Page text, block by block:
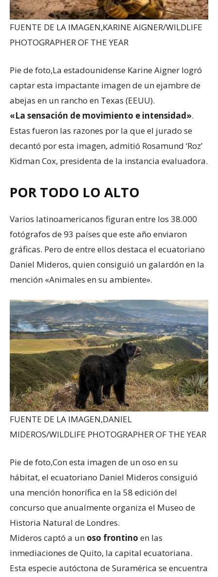
FUENTE DE LA IMAGEN,KARINE AIGNER/WILDLIFE
PHOTOGRAPHER OF THE YEAR
Pie de foto,La estadounidense Karine Aigner logró
captar esta impactante imagen de un ejambre de
abejas en un rancho en Texas (EEUU).
«La sensación de movimiento e intensidad».
Estas fueron las razones por la que el jurado se
decantó por esta imagen, admitió Rosamund ‘Roz’
Kidman Cox, presidenta de la instancia evaluadora.
POR TODO LO ALTO
Varios latinoamericanos figuran entre los 38.000
fotógrafos de 93 países que este año enviaron
gráficas. Pero de entre ellos destaca el ecuatoriano
Daniel Mideros, quien consiguió un galardón en la
mención «Animales en su ambiente».
FUENTE DE LA IMAGEN,DANIEL
MIDEROS/WILDLIFE PHOTOGRAPHER OF THE YEAR
Pie de foto,Con esta imagen de un oso en su
hábitat, el ecuatoriano Daniel Mideros consiguió
una mención honorífica en la 58 edición del
concurso que anualmente organiza el Museo de
Historia Natural de Londres.
Mideros captó a un oso frontino en las
inmediaciones de Quito, la capital ecuatoriana.
Esta especie autóctona de Suramérica se encuentra